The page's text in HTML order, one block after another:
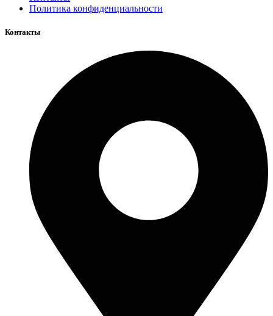
Политика конфиденциальности
Контакты